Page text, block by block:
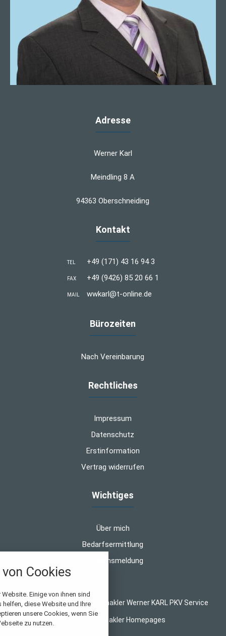
Adresse
Werner Karl
Meindling 8 A
94363 Oberschneiding
Kontakt
TEL +49 (171) 43 16 94 3
FAX +49 (9426) 85 20 66 1
MAIL wwkarl@t-online.de
Bürozeiten
Nach Vereinbarung
Rechtliches
Impressum
Datenschutz
Erstinformation
Vertrag widerrufen
Wichtiges
Über mich
Bedarfsermittlung
Schadensmeldung
© 2026 WK-Versicherungsmakler Werner KARL PKV Service
Makler Homepages
Cookies
Einige von ihnen sind
diese Website und Ihre
unsere Cookies, wenn Sie
zu nutzen.
alle verwendeten Cookies und
folgende Kategorien zu